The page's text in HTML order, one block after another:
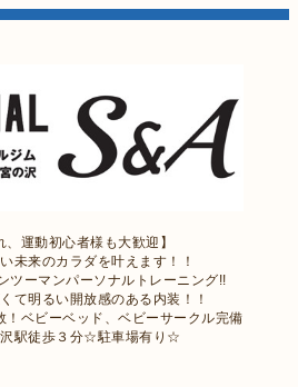
、運動初心者様も大歓迎】
未来のカラダを叶えます！！
ツーマンパーソナルトレーニング!!
て明るい開放感のある内装！！
！ベビーベッド、ベビーサークル完備
駅徒歩３分☆駐車場有り☆